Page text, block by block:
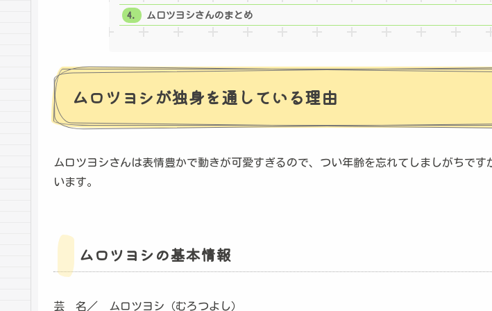
ムロツヨシさんのまとめ
ムロツヨシが独身を通している理由
ムロツヨシさんは表情豊かで動きが可愛すぎるので、つい年齢を忘れてしましがちです
います。
ムロツヨシの基本情報
芸 名／ ムロツヨシ（むろつよし）